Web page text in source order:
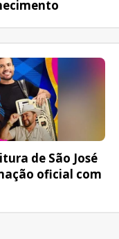
de São José
oficial com